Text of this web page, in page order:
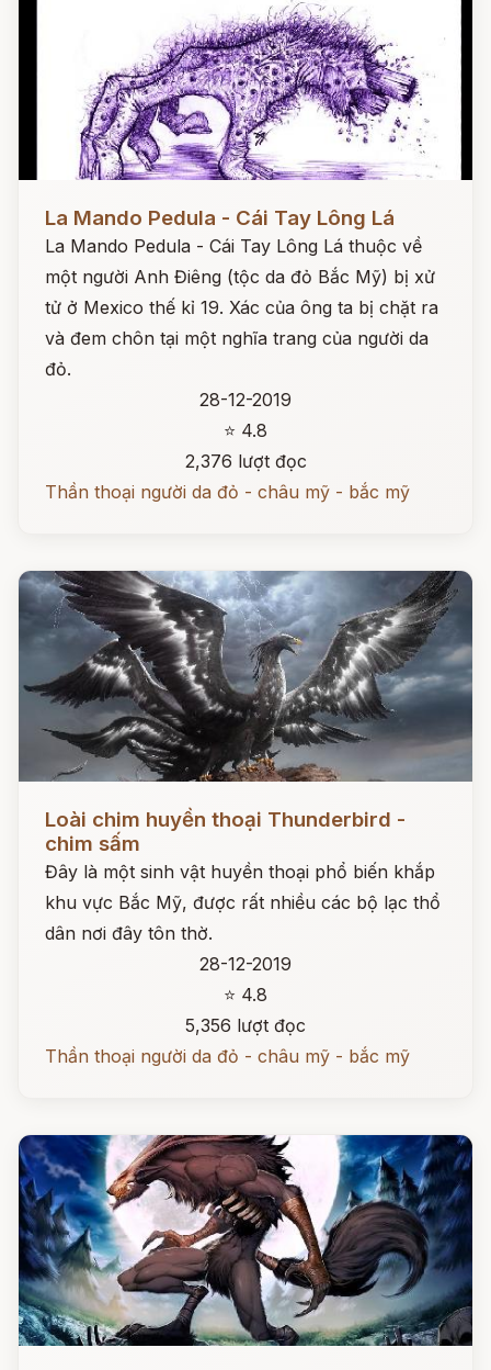
La Mando Pedula - Cái Tay Lông Lá
La Mando Pedula - Cái Tay Lông Lá thuộc về
một người Anh Điêng (tộc da đỏ Bắc Mỹ) bị xử
tử ở Mexico thế kỉ 19. Xác của ông ta bị chặt ra
và đem chôn tại một nghĩa trang của người da
đỏ.
28-12-2019
⭐ 4.8
2,376 lượt đọc
Thần thoại người da đỏ - châu mỹ - bắc mỹ
Loài chim huyền thoại Thunderbird -
chim sấm
Đây là một sinh vật huyền thoại phổ biến khắp
khu vực Bắc Mỹ, được rất nhiều các bộ lạc thổ
dân nơi đây tôn thờ.
28-12-2019
⭐ 4.8
5,356 lượt đọc
Thần thoại người da đỏ - châu mỹ - bắc mỹ